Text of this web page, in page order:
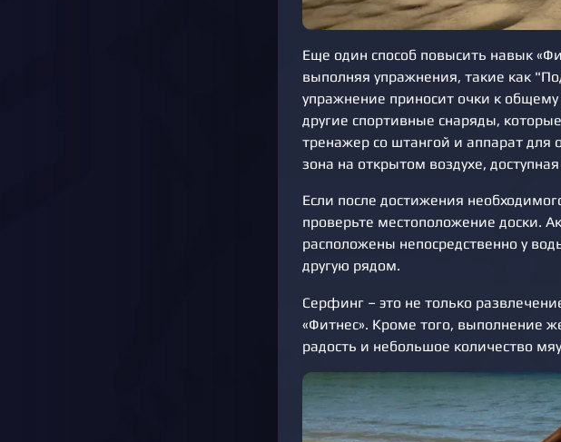
Еще один способ повысить навык
выполняя упражнения, такие как
упражнение приносит очки к
другие спортивные снаряды,
тренажер со штангой и аппарат для
зона на открытом воздухе,
Если после достижения
проверьте местоположение доски.
расположены непосредственно у
другую рядом.
Серфинг – это не только
«Фитнес». Кроме того, выполнение
радость и небольшое количество